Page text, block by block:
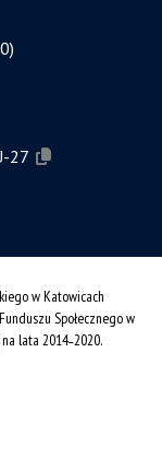
27
w Katowicach
Społecznego w
lata 2014˗2020.